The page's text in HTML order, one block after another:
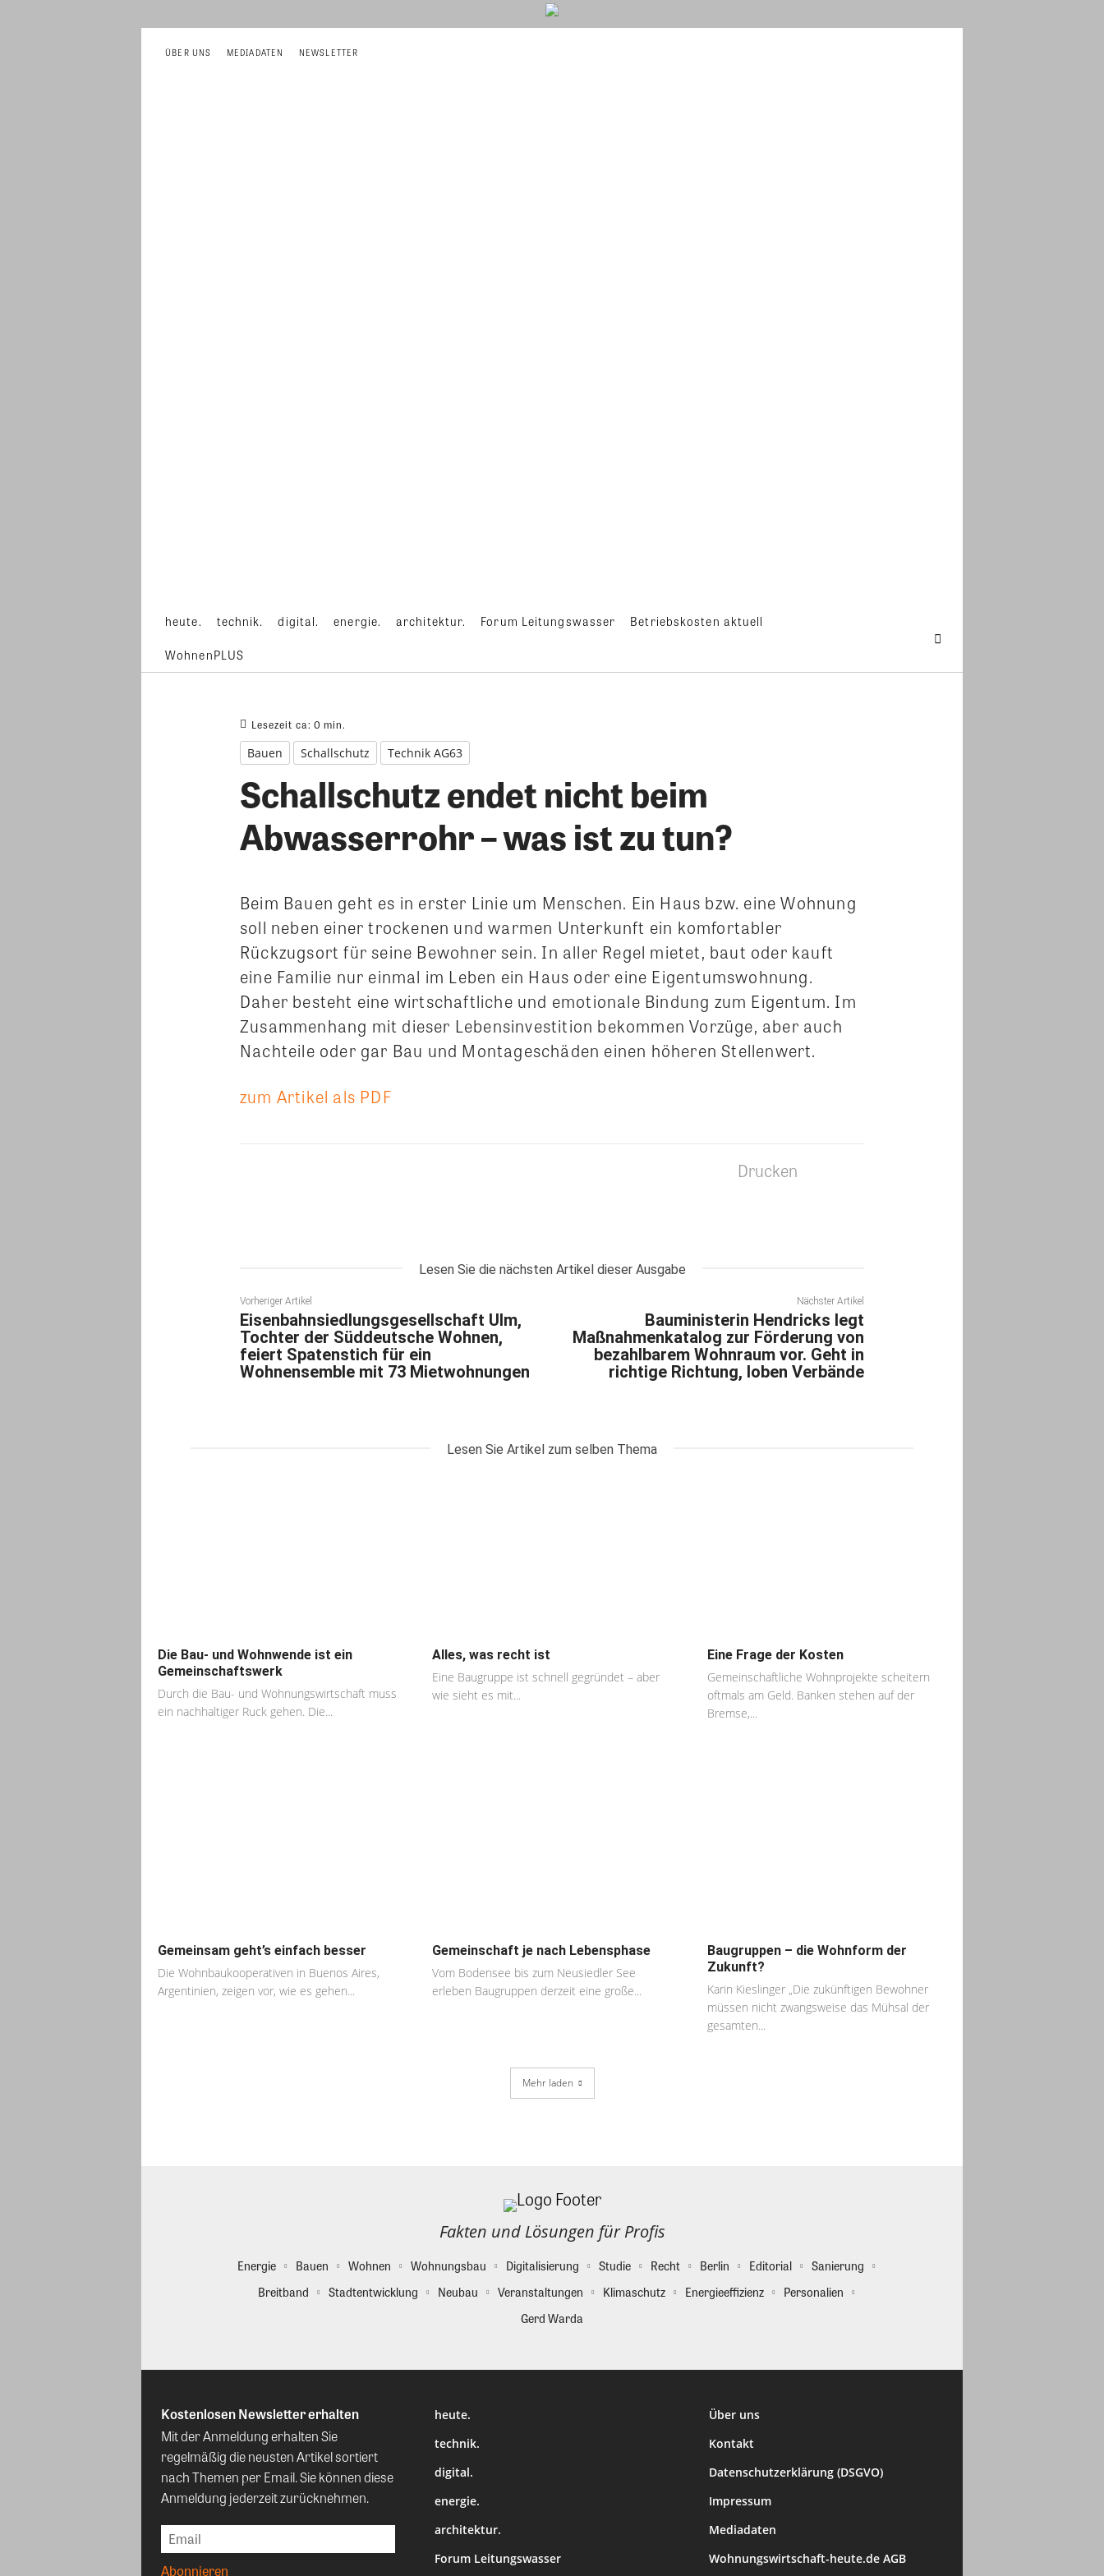
ÜBER UNS MEDIADATEN NEWSLETTER
heute. technik. digital. energie. architektur. Forum Leitungswasser Betriebskosten aktuell
WohnenPLUS
Lesezeit ca: 0 min.
Bauen Schallschutz Technik AG63
Schallschutz endet nicht beim
Abwasserrohr – was ist zu tun?
Beim Bauen geht es in erster Linie um Menschen. Ein Haus bzw. eine Wohnung
soll neben einer trockenen und warmen Unterkunft ein komfortabler
Rückzugsort für seine Bewohner sein. In aller Regel mietet, baut oder kauft
eine Familie nur einmal im Leben ein Haus oder eine Eigentumswohnung.
Daher besteht eine wirtschaftliche und emotionale Bindung zum Eigentum. Im
Zusammenhang mit dieser Lebensinvestition bekommen Vorzüge, aber auch
Nachteile oder gar Bau und Montageschäden einen höheren Stellenwert.
zum Artikel als PDF
Drucken
Lesen Sie die nächsten Artikel dieser Ausgabe
Vorheriger Artikel
Eisenbahnsiedlungsgesellschaft Ulm,
Tochter der Süddeutsche Wohnen,
feiert Spatenstich für ein
Wohnensemble mit 73 Mietwohnungen
Nächster Artikel
Bauministerin Hendricks legt
Maßnahmenkatalog zur Förderung von
bezahlbarem Wohnraum vor. Geht in
richtige Richtung, loben Verbände
Lesen Sie Artikel zum selben Thema
Die Bau- und Wohnwende ist ein
Gemeinschaftswerk
Durch die Bau- und Wohnungswirtschaft muss
ein nachhaltiger Ruck gehen. Die...
Alles, was recht ist
Eine Baugruppe ist schnell gegründet – aber
wie sieht es mit...
Eine Frage der Kosten
Gemeinschaftliche Wohnprojekte scheitern
oftmals am Geld. Banken stehen auf der
Bremse,...
Gemeinsam geht’s einfach besser
Die Wohnbaukooperativen in Buenos Aires,
Argentinien, zeigen vor, wie es gehen...
Gemeinschaft je nach Lebensphase
Vom Bodensee bis zum Neusiedler See
erleben Baugruppen derzeit eine große...
Baugruppen – die Wohnform der
Zukunft?
Karin Kieslinger „Die zukünftigen Bewohner
müssen nicht zwangsweise das Mühsal der
gesamten...
Mehr laden
Fakten und Lösungen für Profis
Energie Bauen Wohnen Wohnungsbau Digitalisierung Studie Recht Berlin Editorial
Sanierung
Breitband
Stadtentwicklung Neubau Veranstaltungen Klimaschutz Energieeffizienz
Personalien
Gerd Warda
Kostenlosen Newsletter erhalten
Mit der Anmeldung erhalten Sie
regelmäßig die neusten Artikel sortiert
nach Themen per Email. Sie können diese
Anmeldung jederzeit zurücknehmen.
heute.
technik.
digital.
energie.
architektur.
Forum Leitungswasser
Über uns
Kontakt
Datenschutzerklärung (DSGVO)
Impressum
Mediadaten
Wohnungswirtschaft-heute.de AGB